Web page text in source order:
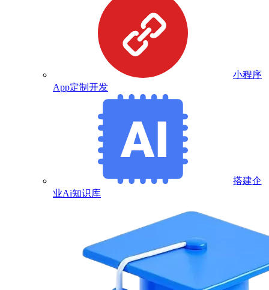
小程序
App定制开发
搭建企
业Ai知识库